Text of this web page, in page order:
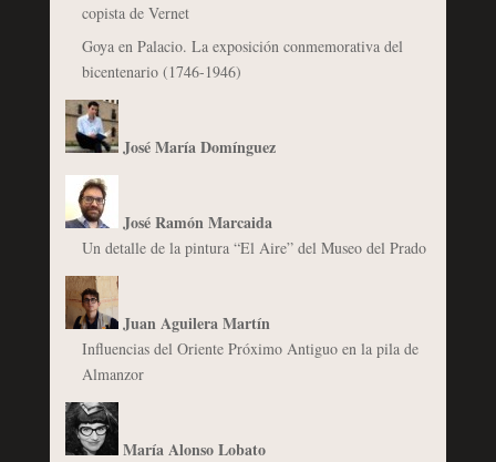
copista de Vernet
Goya en Palacio. La exposición conmemorativa del
bicentenario (1746-1946)
José María Domínguez
José Ramón Marcaida
Un detalle de la pintura “El Aire” del Museo del Prado
Juan Aguilera Martín
Influencias del Oriente Próximo Antiguo en la pila de
Almanzor
María Alonso Lobato